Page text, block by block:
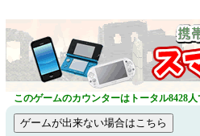
このゲームのカウンターはトータル8428人